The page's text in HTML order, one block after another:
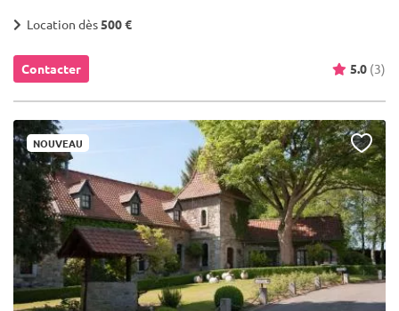
Location dès500 €
Contacter 5.0 (3)
NOUVEAU